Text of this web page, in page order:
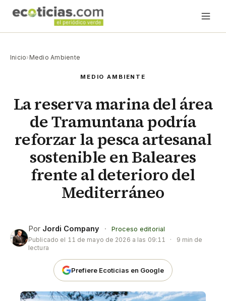
Inicio› Medio Ambiente
MEDIO AMBIENTE
La reserva marina del área
de Tramuntana podría
reforzar la pesca artesanal
sostenible en Baleares
frente al deterioro del
Mediterráneo
Por Jordi Company ·
Proceso editorial
Publicado el 11 de mayo de 2026 a las 09:11 ·
9 min de
lectura
Prefiere Ecoticias en Google